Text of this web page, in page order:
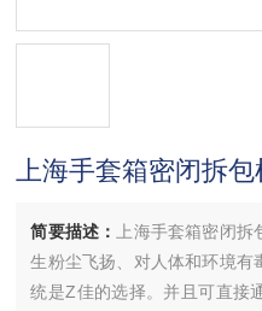
上海手套箱密闭拆包
简要描述：
上海手套箱密闭
生粉尘飞扬、对人体和环境有
统是Z佳的选择。并且可直接